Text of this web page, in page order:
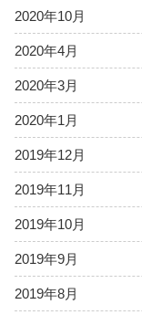
2020年10月
2020年4月
2020年3月
2020年1月
2019年12月
2019年11月
2019年10月
2019年9月
2019年8月